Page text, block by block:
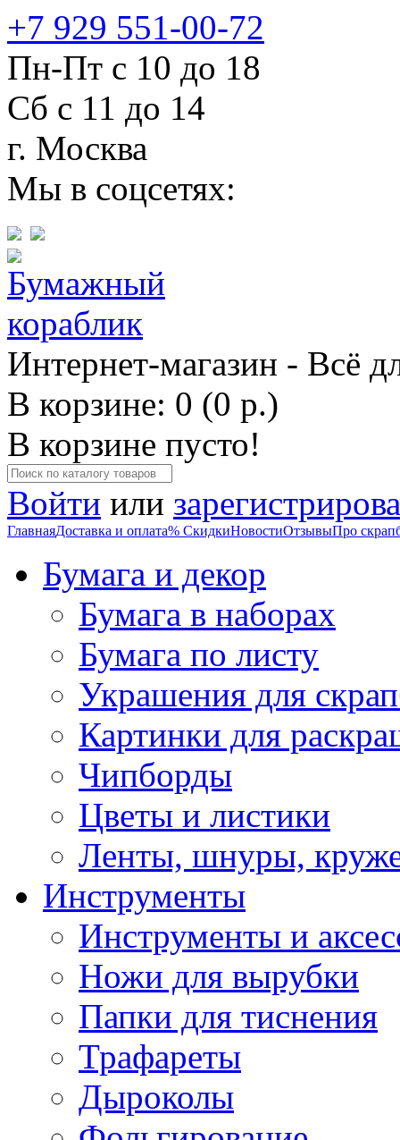
+7 929 551-00-72
Пн-Пт с 10 до 18
Сб с 11 до 14
г. Москва
Мы в соцсетях:
Интернет-магазин - Всё
В корзине: 0 (0 р.)
В корзине пусто!
Войти или
ГлавнаяДоставка и оплата% СкидкиНовостиОтзывыПро
Бумага и декор
Бумага в наборах
Бумага по листу
Украшения для
Картинки для
Чипборды
Цветы и листики
Ленты, шнуры,
Инструменты
Инструменты и
Ножи для вырубки
Папки для тиснения
Трафареты
Дыроколы